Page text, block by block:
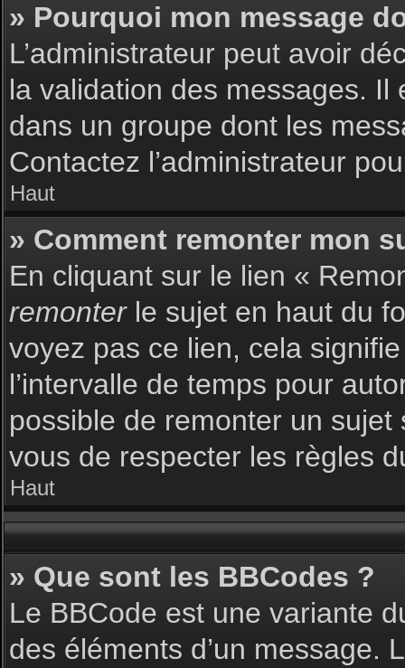
» Pourquoi mon message
L’administrateur peut avoir
la validation des messages. Il
dans un groupe dont les
Contactez l’administrateur
Haut
» Comment remonter mon
En cliquant sur le lien «
remonterle sujet en haut du
voyez pas ce lien, cela
l’intervalle de temps pour
possible de remonter un
vous de respecter les règles
Haut
» Que sont les BBCodes ?
Le BBCode est une variante
des éléments d’un message.